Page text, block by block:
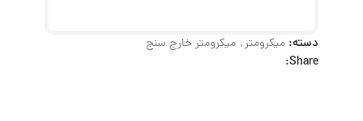
دسته: میکرومتر, میکرومتر خارج سنج
Share: